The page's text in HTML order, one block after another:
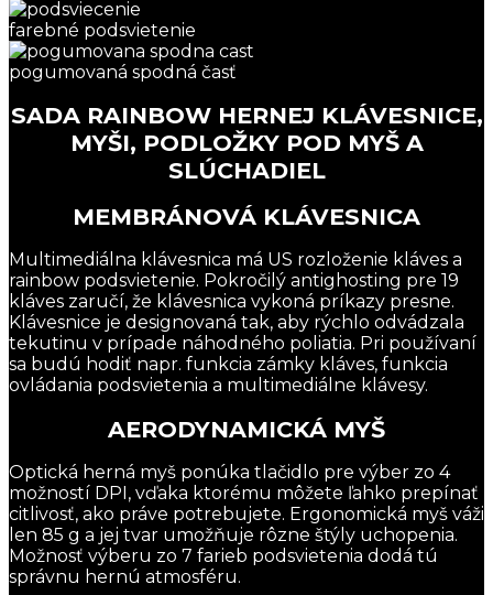
farebné podsvietenie
pogumovaná spodná časť
SADA RAINBOW HERNEJ KLÁVESNICE,
MYŠI, PODLOŽKY POD MYŠ A
SLÚCHADIEL
MEMBRÁNOVÁ KLÁVESNICA
Multimediálna klávesnica má US rozloženie kláves a
rainbow podsvietenie. Pokročilý antighosting pre 19
kláves zaručí, že klávesnica vykoná príkazy presne.
Klávesnice je designovaná tak, aby rýchlo odvádzala
tekutinu v prípade náhodného poliatia. Pri používaní
sa budú hodiť napr. funkcia zámky kláves, funkcia
ovládania podsvietenia a multimediálne klávesy.
AERODYNAMICKÁ MYŠ
Optická herná myš ponúka tlačidlo pre výber zo 4
možností DPI, vďaka ktorému môžete ľahko prepínať
citlivosť, ako práve potrebujete. Ergonomická myš váži
len 85 g a jej tvar umožňuje rôzne štýly uchopenia.
Možnosť výberu zo 7 farieb podsvietenia dodá tú
správnu hernú atmosféru.